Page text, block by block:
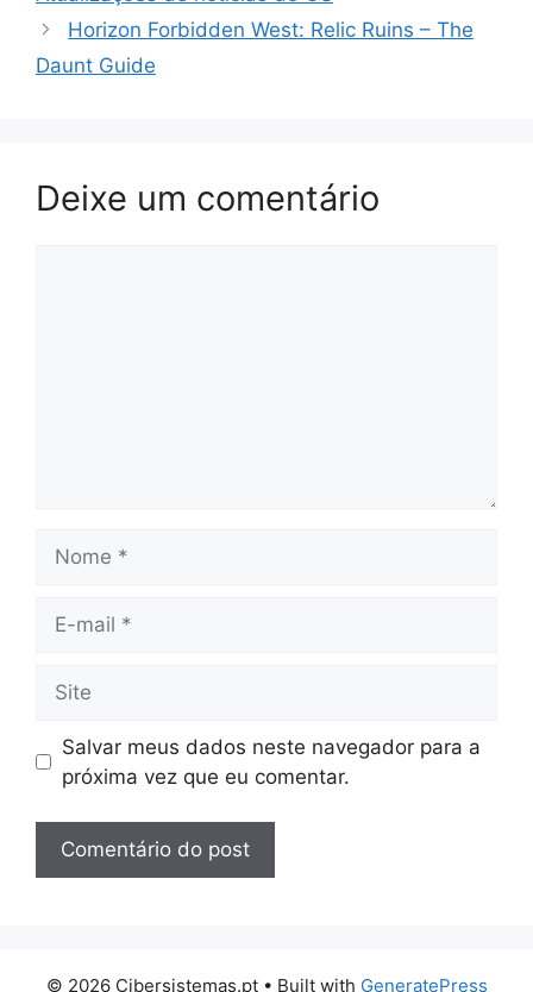
Horizon Forbidden West: Relic Ruins – The
Daunt Guide
Deixe um comentário
mail
Salvar meus dados neste navegador para a
próxima vez que eu comentar.
© 2026 Cibersistemas.pt• Built with GeneratePress